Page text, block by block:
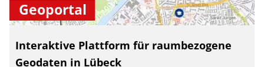
Geoportal
Interaktive Plattform für raumbezogene
Geodaten in Lübeck